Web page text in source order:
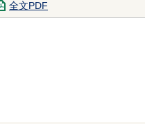
全文PDF